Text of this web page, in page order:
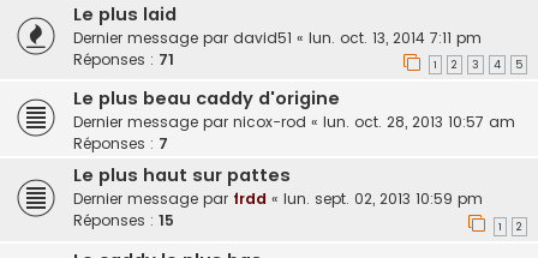
Le plus laid
Dernier message par david51 « lun. oct. 13, 2014 7:11 pm
Réponses : 71 1 2 3 4 5
Le plus beau caddy d'origine
Dernier message par nicox-rod « lun. oct. 28, 2013 10:57 am
Réponses : 7
Le plus haut sur pattes
Dernier message par frdd « lun. sept. 02, 2013 10:59 pm
Réponses : 15 1 2